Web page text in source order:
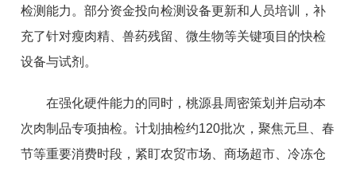
检测能力。部分资金投向检测设备更新和人员培训，补
充了针对瘦肉精、兽药残留、微生物等关键项目的快检
设备与试剂。
在强化硬件能力的同时，桃源县周密策划并启动本
次肉制品专项抽检。计划抽检约120批次，聚焦元旦、春
节等重要消费时段，紧盯农贸市场、商场超市、冷冻仓